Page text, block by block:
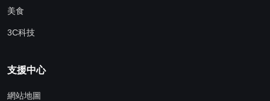
美食
3C科技
支援中心
網站地圖